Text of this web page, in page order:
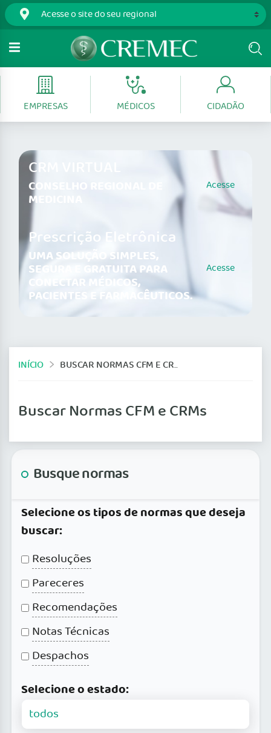
EMPRESAS MÉDICOS CIDADÃO
CRM VIRTUAL
CONSELHO REGIONAL DE
MEDICINA
Acesse
Prescrição Eletrônica
UMA SOLUÇÃO SIMPLES,
SEGURA E GRATUITA PARA
CONECTAR MÉDICOS,
PACIENTES E FARMACÊUTICOS.
Acesse
INÍCIO BUSCAR NORMAS CFM E CRMS
Buscar Normas CFM e CRMs
Busque normas
Selecione os tipos de normas que deseja
buscar:
Resoluções
Pareceres
Recomendações
Notas Técnicas
Despachos
Selecione o estado: